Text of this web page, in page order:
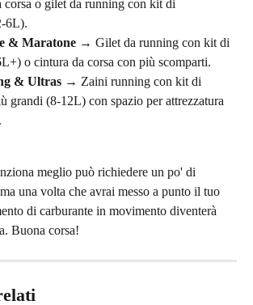
o gilet da running con kit di
6L).
& Maratone → Gilet da running con kit di
o cintura da corsa con più scomparti.
& Ultras → Zaini running con kit di
grandi (8-12L) con spazio per attrezzatura
meglio può richiedere un po' di
una volta che avrai messo a punto il tuo
di carburante in movimento diventerà
Buona corsa!